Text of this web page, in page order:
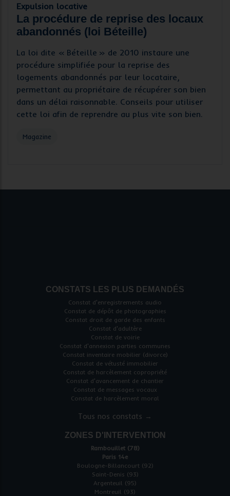
Expulsion locative
La procédure de reprise des locaux
abandonnés (loi Béteille)
La loi dite « Béteille » de 2010 instaure une
procédure simplifiée pour la reprise des
logements abandonnés par leur locataire,
permettant au propriétaire de récupérer son bien
dans un délai raisonnable. Conseils pour utiliser
cette loi afin de reprendre au plus vite son bien.
Magazine
CONSTATS LES PLUS DEMANDÉS
Constat d'enregistrements audio
Constat de dépôt de photographies
Constat droit de garde des enfants
Constat d'adultère
Constat de voirie
Constat d'annexion parties communes
Constat inventaire mobilier (divorce)
Constat de vétusté immobilier
Constat de harcèlement copropriété
Constat d'avancement de chantier
Constat de messages vocaux
Constat de harcèlement moral
Tous nos constats →
ZONES D'INTERVENTION
Rambouillet (78)
Paris 14e
Boulogne-Billancourt (92)
Saint-Denis (93)
Argenteuil (95)
Montreuil (93)